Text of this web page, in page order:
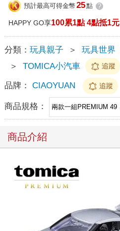
預計最高可得金幣 25點 ?
HAPPY GO享100累1點 4點抵1元
分類： 玩具親子 ＞ 玩具世界
＞
TOMICA小汽車 追蹤
品牌： CIAOYUAN 追蹤
商品規格：
商品介紹